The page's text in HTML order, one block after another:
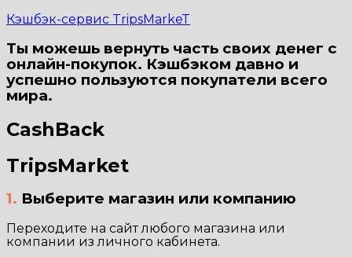
Кэшбэк-сервис TripsMarkeT
Ты можешь вернуть часть своих денег с
онлайн-покупок. Кэшбэком давно и
успешно пользуются покупатели всего
мира.
CashBack
TripsMarket
1. Выберите магазин или компанию
Переходите на сайт любого магазина или
компании из личного кабинета.